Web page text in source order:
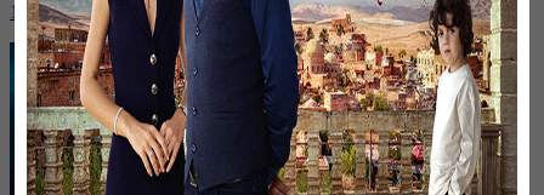
18 декабря, 17:00